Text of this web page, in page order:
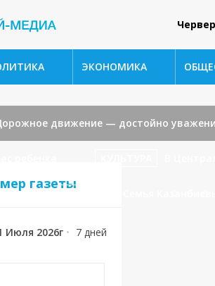
ЭКОНОМИКА
движение — достойно
газеты
Июля 2026г • 7 дней